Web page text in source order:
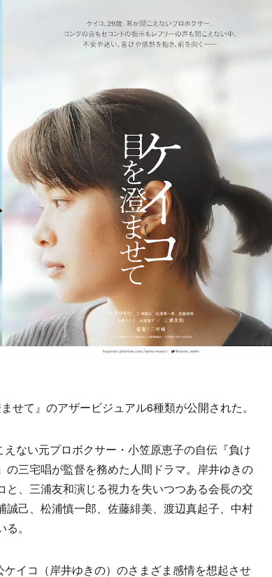
て』のアザービジュアル6種類が公開された。
ない元プロボクサー・小笠原恵子の自伝『負け
三宅唱が監督を務めた人間ドラマ。岸井ゆきの
、三浦友和演じる視力を失いつつある会長の交
己、松浦慎一郎、佐藤緋美、渡辺真起子、中村
。
イコ（岸井ゆきの）のさまざま感情を想起させ